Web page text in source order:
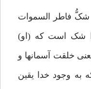
شکُّ فاطر السموات
شک است که (او)
خلقت آسمانها و
به وجود خدا یقین